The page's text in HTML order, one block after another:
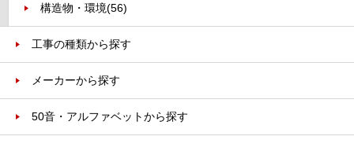
構造物・環境(56)
工事の種類から探す
メーカーから探す
50音・アルファベットから探す